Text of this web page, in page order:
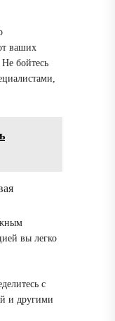
ваших
бойтесь
вы легко
с
и другими